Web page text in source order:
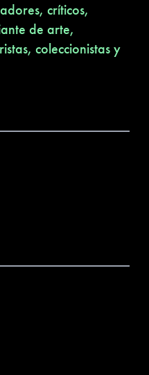
críticos,
de arte,
coleccionistas y